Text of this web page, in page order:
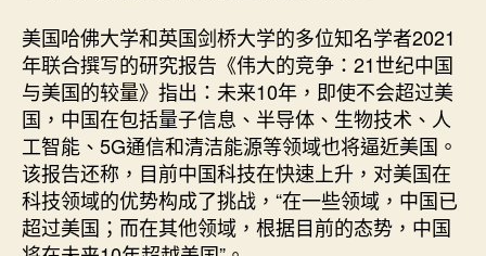
美国哈佛大学和英国剑桥大学的多位知名学者2021
年联合撰写的研究报告《伟大的竞争：21世纪中国
与美国的较量》指出：未来10年，即使不会超过美
国，中国在包括量子信息、半导体、生物技术、人
工智能、5G通信和清洁能源等领域也将逼近美国。
该报告还称，目前中国科技在快速上升，对美国在
科技领域的优势构成了挑战，“在一些领域，中国已
超过美国；而在其他领域，根据目前的态势，中国